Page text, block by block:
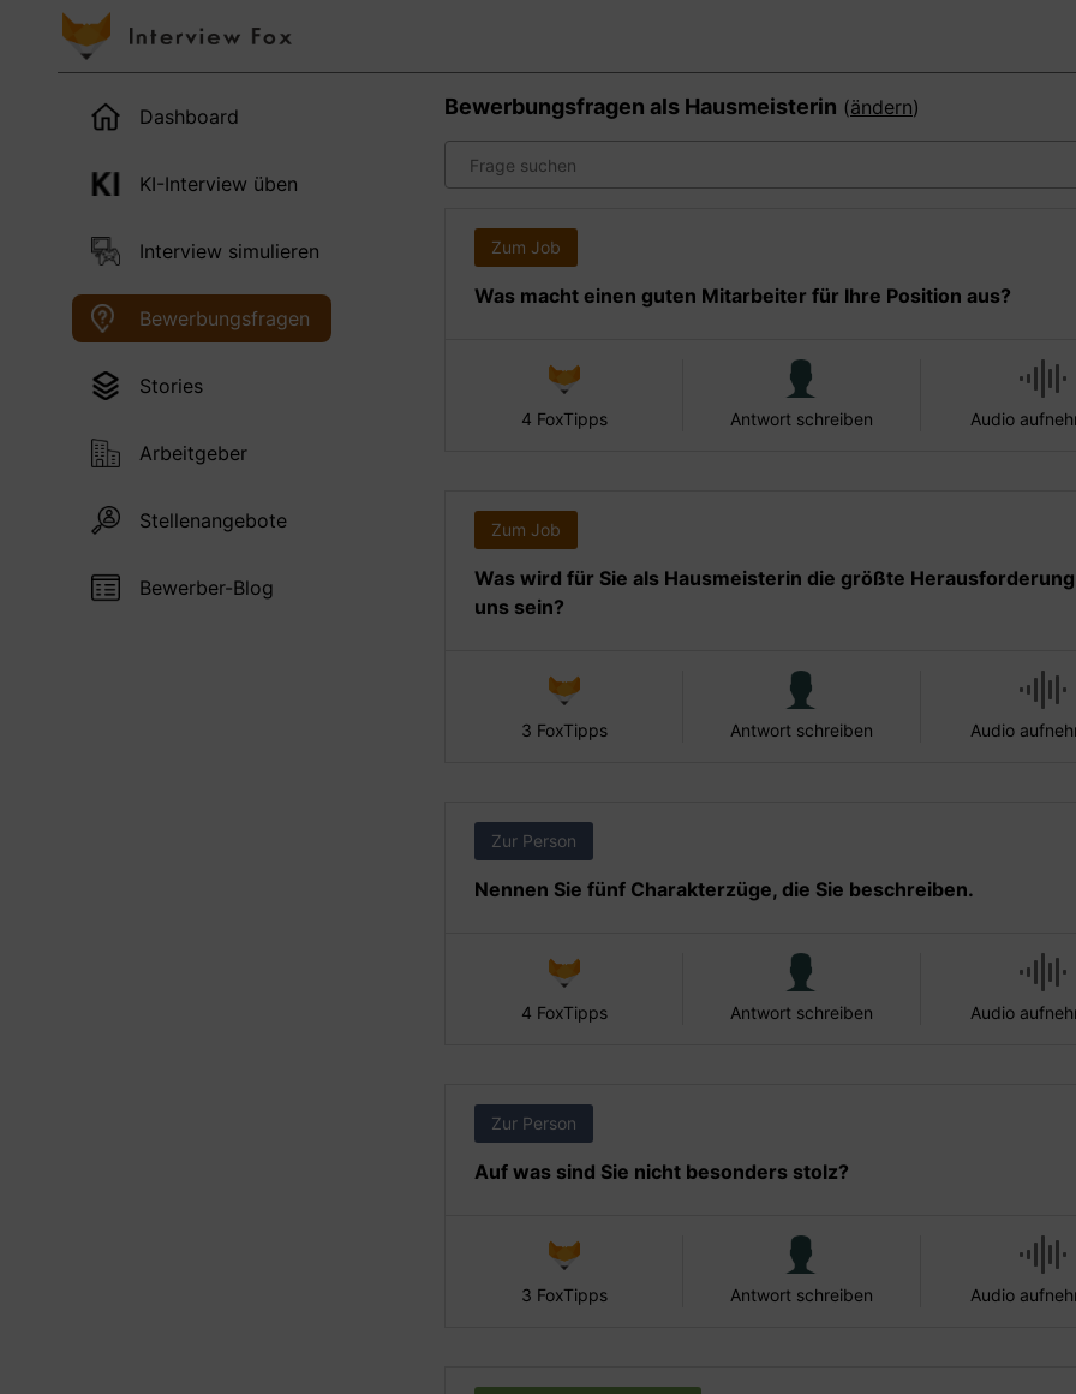
Dashboard
KI-Interview üben
Interview simulieren
Bewerbungsfragen
Stories
Arbeitgeber
Stellenangebote
Bewerber-Blog
Bewerbungsfragen als Hausmeisterin (ändern)
Zum Job
Was macht einen guten Mitarbeiter für Ihre Position aus?
4 FoxTipps Antwort schreiben Audio
Zum Job
Was wird für Sie als Hausmeisterin die größte
uns sein?
3 FoxTipps Antwort schreiben Audio
Zur Person
Nennen Sie fünf Charakterzüge, die Sie beschreiben.
4 FoxTipps Antwort schreiben Audio
Zur Person
Auf was sind Sie nicht besonders stolz?
3 FoxTipps Antwort schreiben Audio